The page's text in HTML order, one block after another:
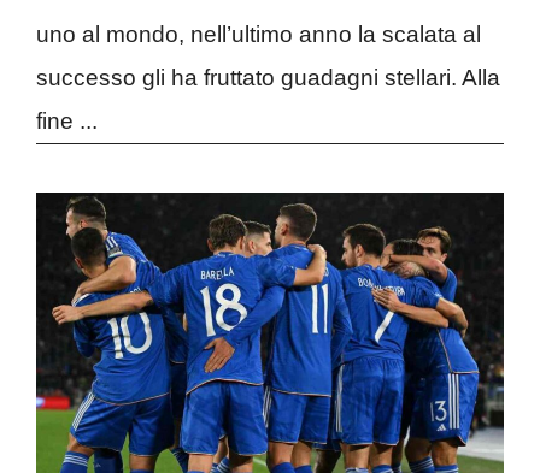
uno al mondo, nell’ultimo anno la scalata al
successo gli ha fruttato guadagni stellari. Alla
fine ...